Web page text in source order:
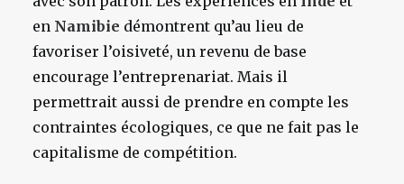
en Namibie démontrent qu’au lieu de
favoriser l’oisiveté, un revenu de base
encourage l’entreprenariat. Mais il
permettrait aussi de prendre en compte les
contraintes écologiques, ce que ne fait pas le
capitalisme de compétition.